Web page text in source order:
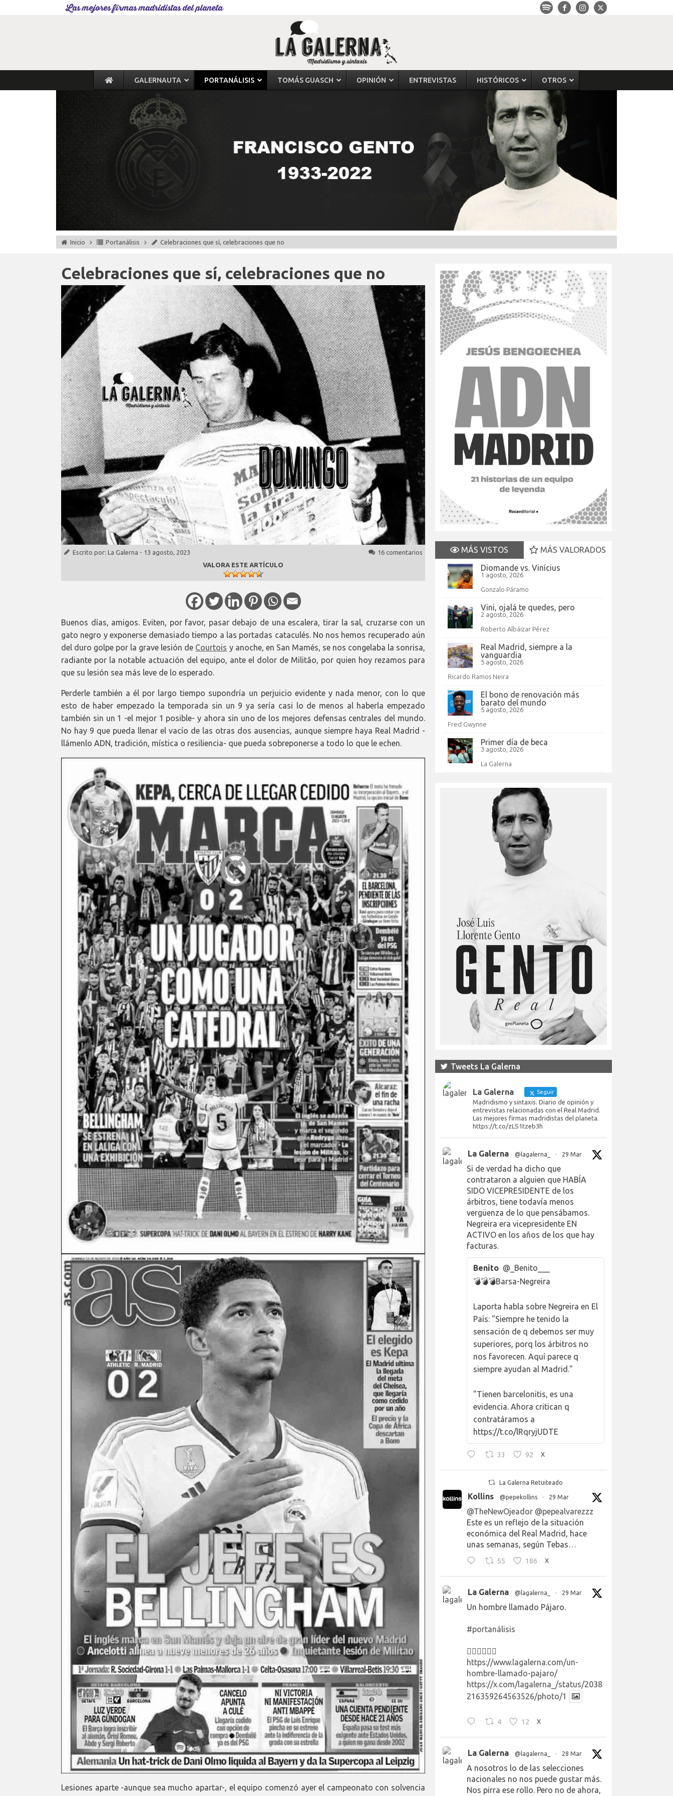
Las mejores firmas madridistas del planeta
GALERNAUTA PORTANÁLISIS TOMÁS GUASCH OPINIÓN ENTREVISTAS HISTÓRICOS OTROS
Inicio Portanálisis Celebraciones que sí, celebraciones que no
Celebraciones que sí, celebraciones que no
Escrito por: La Galerna - 13 agosto, 2023
16 comentarios
VALORA ESTE ARTÍCULO
Buenos días, amigos. Eviten, por favor, pasar debajo de una escalera, tirar la sal, cruzarse con un
gato negro y exponerse demasiado tiempo a las portadas cataculés. No nos hemos recuperado aún
del duro golpe por la grave lesión de Courtois y anoche, en San Mamés, se nos congelaba la sonrisa,
radiante por la notable actuación del equipo, ante el dolor de Militão, por quien hoy rezamos para
que su lesión sea más leve de lo esperado.
Perderle también a él por largo tiempo supondría un perjuicio evidente y nada menor, con lo que
esto de haber empezado la temporada sin un 9 ya sería casi lo de menos al haberla empezado
también sin un 1 -el mejor 1 posible- y ahora sin uno de los mejores defensas centrales del mundo.
No hay 9 que pueda llenar el vacío de las otras dos ausencias, aunque siempre haya Real Madrid -
llámenlo ADN, tradición, mística o resiliencia- que pueda sobreponerse a todo lo que le echen.
Lesiones aparte -aunque sea mucho apartar-, el equipo comenzó ayer el campeonato con solvencia
MÁS VISTOS
MÁS VALORADOS
Diomande vs. Vinícius
1 agosto, 2026
Gonzalo Páramo
Vini, ojalá te quedes, pero
2 agosto, 2026
Roberto Albáizar Pérez
Real Madrid, siempre a la
vanguardia
5 agosto, 2026
Ricardo Ramos Neira
El bono de renovación más
barato del mundo
5 agosto, 2026
Fred Gwynne
Primer día de beca
3 agosto, 2026
La Galerna
Tweets La Galerna
La Galerna Seguir
Madridismo y sintaxis. Diario de opinión y
entrevistas relacionadas con el Real Madrid.
Las mejores firmas madridistas del planeta.
https://t.co/zLS1tzeb3h
La Galerna @lagalerna_ · 29 Mar
Si de verdad ha dicho que
contrataron a alguien que HABÍA
SIDO VICEPRESIDENTE de los
árbitros, tiene todavía menos
vergüenza de lo que pensábamos.
Negreira era vicepresidente EN
ACTIVO en los años de los que hay
facturas.
Benito @_Benito___
💣💣💣Barsa-Negreira
Laporta habla sobre Negreira en El
País: "Siempre he tenido la
sensación de q debemos ser muy
superiores, porq los árbitros no
nos favorecen. Aquí parece q
siempre ayudan al Madrid."
"Tienen barcelonitis, es una
evidencia. Ahora critican q
contratáramos a
https://t.co/lRqryjUDTE
33 92 X
La Galerna Retuiteado
Kollins @pepekollins · 29 Mar
@TheNewOjeador @pepealvarezzz
Este es un reflejo de la situación
económica del Real Madrid, hace
unas semanas, según Tebas…
55 186 X
La Galerna @lagalerna_ · 29 Mar
Un hombre llamado Pájaro.
#portanálisis
👉🏻👉🏻👉🏻
https://www.lagalerna.com/un-
hombre-llamado-pajaro/
https://x.com/lagalerna_/status/2038
216359264563526/photo/1
4 12 X
La Galerna @lagalerna_ · 28 Mar
A nosotros lo de las selecciones
nacionales no nos puede gustar más.
Nos pirra ese rollo. Pero no de ahora,